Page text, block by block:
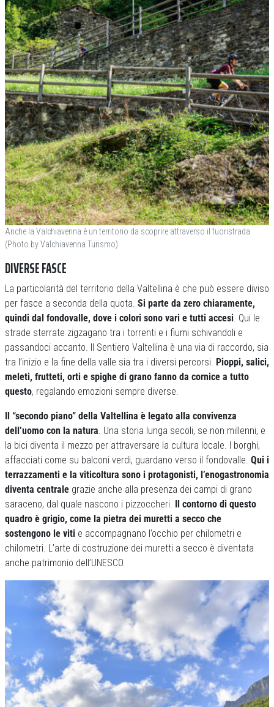
Anche la Valchiavenna è un territorio da scoprire attraverso il fuoristrada
(Photo by Valchiavenna Turismo)
DIVERSE FASCE
La particolarità del territorio della Valtellina è che può essere diviso
per fasce a seconda della quota. Si parte da zero chiaramente,
quindi dal fondovalle, dove i colori sono vari e tutti accesi. Qui le
strade sterrate zigzagano tra i torrenti e i fiumi schivandoli e
passandoci accanto. Il Sentiero Valtellina è una via di raccordo, sia
tra l’inizio e la fine della valle sia tra i diversi percorsi. Pioppi, salici,
meleti, frutteti, orti e spighe di grano fanno da cornice a tutto
questo, regalando emozioni sempre diverse.
Il “secondo piano” della Valtellina è legato alla convivenza
dell’uomo con la natura. Una storia lunga secoli, se non millenni, e
la bici diventa il mezzo per attraversare la cultura locale. I borghi,
affacciati come su balconi verdi, guardano verso il fondovalle. Qui i
terrazzamenti e la viticoltura sono i protagonisti, l’enogastronomia
diventa centrale grazie anche alla presenza dei campi di grano
saraceno, dal quale nascono i pizzoccheri. Il contorno di questo
quadro è grigio, come la pietra dei muretti a secco che
sostengono le viti e accompagnano l’occhio per chilometri e
chilometri. L’arte di costruzione dei muretti a secco è diventata
anche patrimonio dell’UNESCO.